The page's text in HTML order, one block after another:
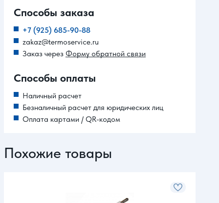
Способы заказа
+7 (925) 685-90-88
zakaz@termoservice.ru
Заказ через Форму обратной связи
Способы оплаты
Наличный расчет
Безналичный расчет для юридических лиц
Оплата картами / QR-кодом
Похожие товары